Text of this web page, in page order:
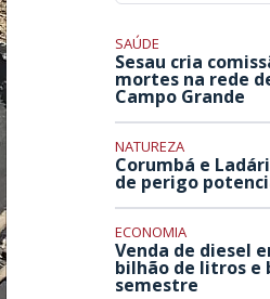
SAÚDE
Sesau cria
mortes na rede
Campo Grande
NATUREZA
Corumbá e
de perigo
ECONOMIA
Venda de diesel
bilhão de litros e
semestre